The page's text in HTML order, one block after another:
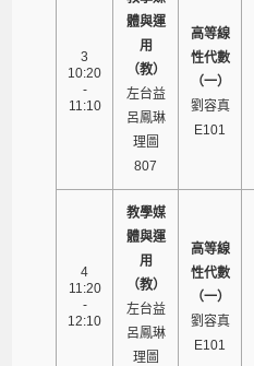
3
10:20
-
11:10
體與運
用
（教）
左台益
呂鳳琳
理圖
807
高等線
性代數
（一）
劉容真
E101
4
11:20
-
12:10
教學媒
體與運
用
（教）
左台益
呂鳳琳
理圖
高等線
性代數
（一）
劉容真
E101